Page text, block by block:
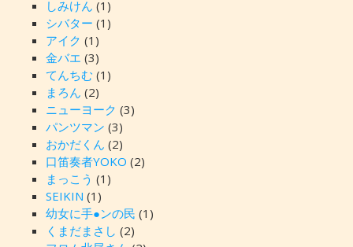
しみけん (1)
シバター (1)
アイク (1)
金バエ (3)
てんちむ (1)
まろん (2)
ニューヨーク (3)
パンツマン (3)
おかだくん (2)
口笛奏者YOKO (2)
まっこう (1)
SEIKIN (1)
幼女に手●ンの民 (1)
くまだまさし (2)